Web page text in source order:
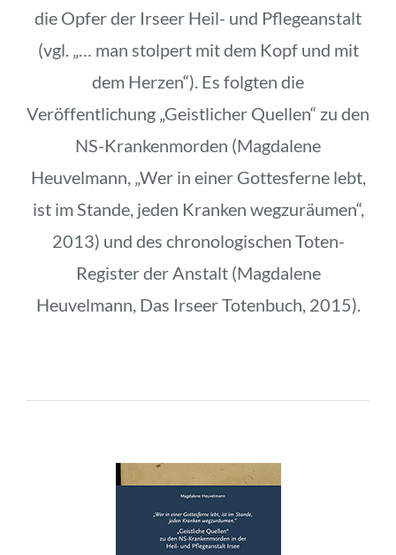
die Opfer der Irseer Heil- und Pflegeanstalt
(vgl. „… man stolpert mit dem Kopf und mit
dem Herzen“). Es folgten die
Veröffentlichung „Geistlicher Quellen“ zu den
NS-Krankenmorden (Magdalene
Heuvelmann, „Wer in einer Gottesferne lebt,
ist im Stande, jeden Kranken wegzuräumen“,
2013) und des chronologischen Toten-
Register der Anstalt (Magdalene
Heuvelmann, Das Irseer Totenbuch, 2015).